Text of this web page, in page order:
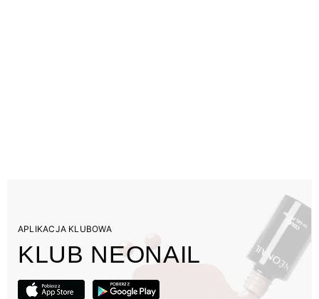
APLIKACJA KLUBOWA
KLUB NEONAIL